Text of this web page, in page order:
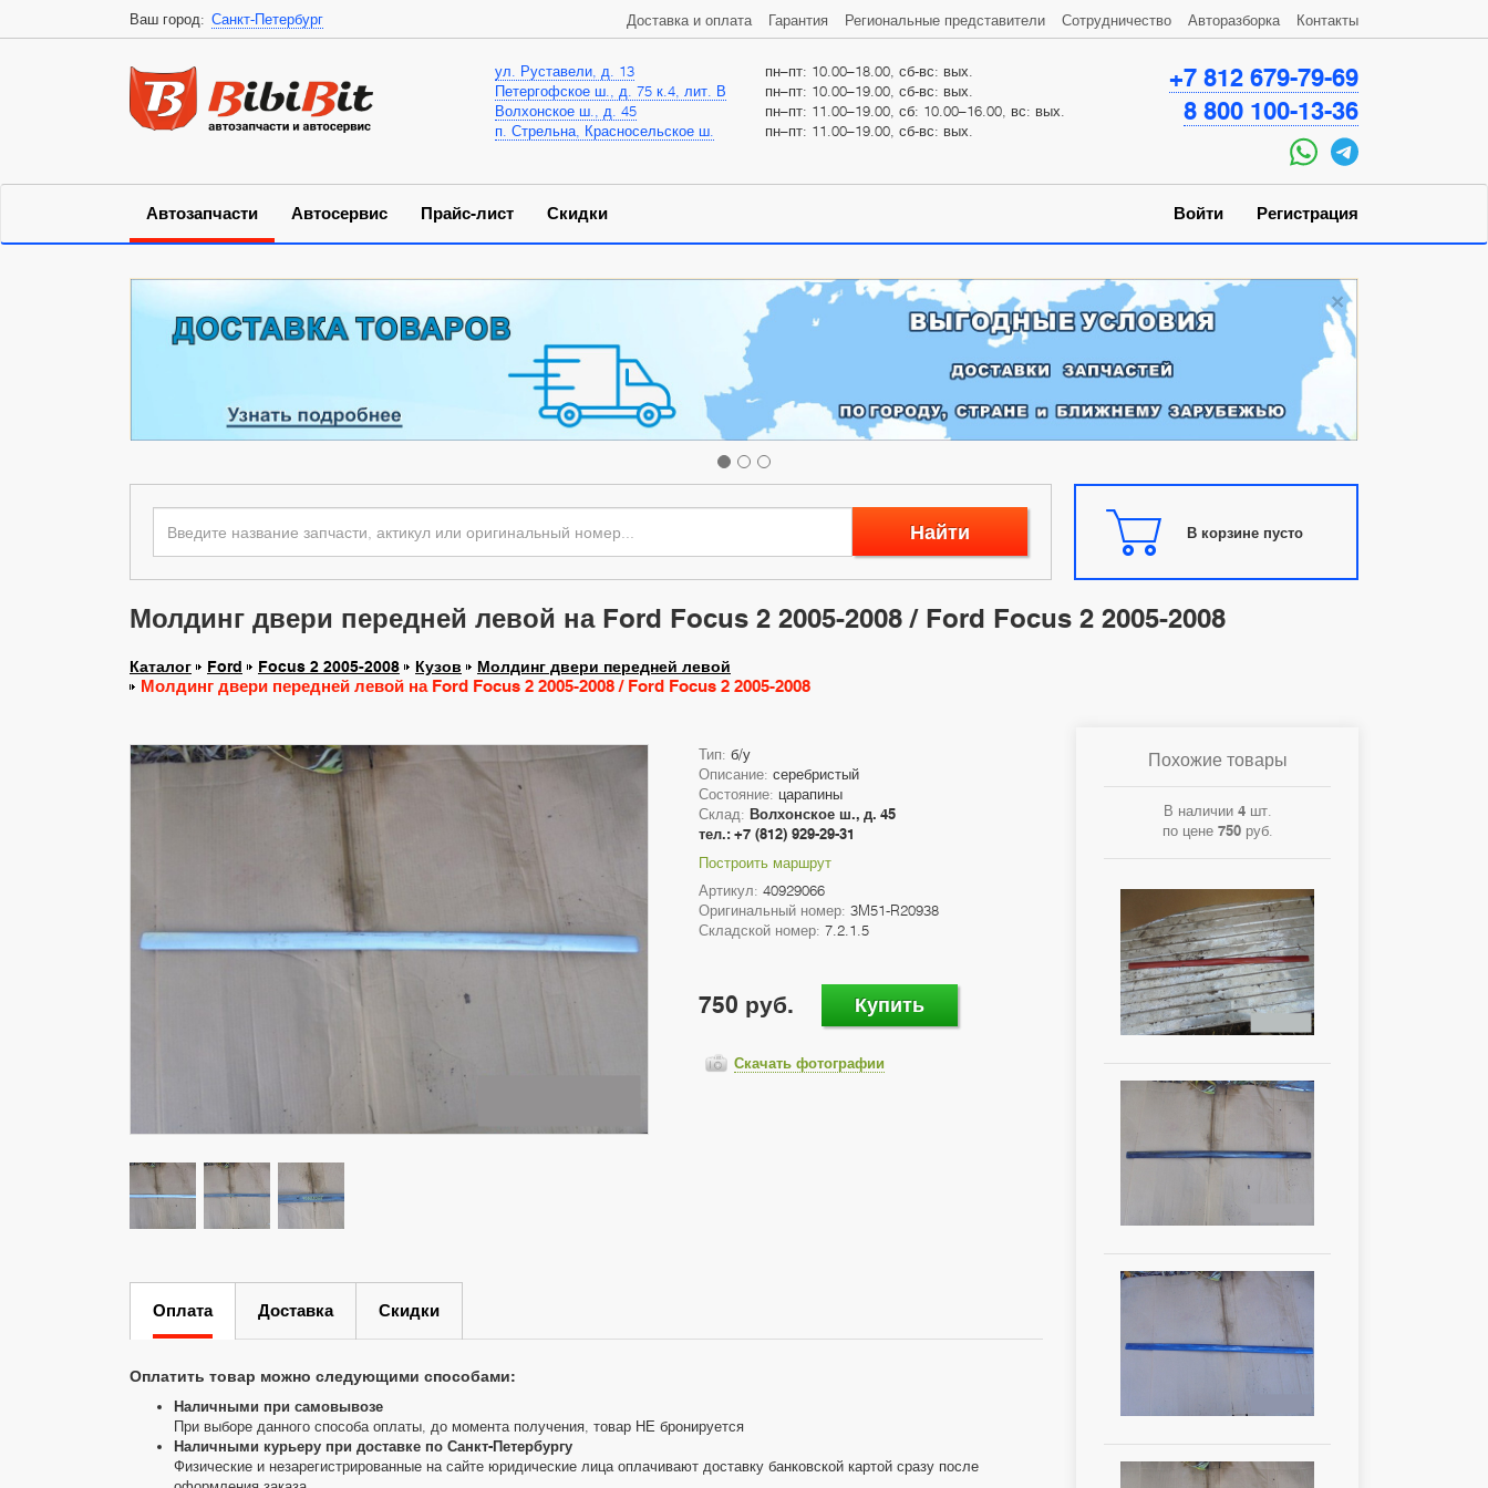
Ваш город: Санкт-Петербург
ул. Руставели, д. 13
пн–пт: 10.00–18.00, сб-вс: вых.
Петергофское ш., д. 75 к.4, лит. В
пн–пт: 10.00–19.00, сб-вс: вых.
Волхонское ш., д. 45
пн–пт: 11.00–19.00, сб: 10.00–16.00, вс: вых.
п. Стрельна, Красносельское ш.
пн–пт: 11.00–19.00, сб-вс: вых.
+7 812 679-79-69
8 800 100-13-36
Автозапчасти Автосервис Прайс-лист Скидки
Доставка и оплата Гарантия Региональные представители Сотрудничество Авторазборка Контакты
Войти Регистрация
×
Найти В корзине пусто
Молдинг двери передней левой на Ford Focus 2 2005-2008 / Ford Focus 2 2005-2008
Каталог Ford Focus 2 2005-2008 Кузов Молдинг двери передней левой
Молдинг двери передней левой на Ford Focus 2 2005-2008 / Ford Focus 2 2005-2008
Тип: б/у
Описание: серебристый
Состояние: царапины
Склад: Волхонское ш., д. 45
тел.: +7 (812) 929-29-31
Построить маршрут
Артикул: 40929066
Оригинальный номер: 3M51-R20938
Складской номер: 7.2.1.5
750 руб. Купить
Скачать фотографии
Оплата Доставка Скидки
Оплатить товар можно следующими способами:
Наличными при самовывозе
При выборе данного способа оплаты, до момента получения, товар НЕ бронируется
Наличными курьеру при доставке по Санкт-Петербургу
Физические и незарегистрированные на сайте юридические лица оплачивают доставку банковской картой сразу после
Похожие товары
В наличии 4шт.
по цене 750руб.